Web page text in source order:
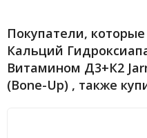
Покупатели,
Кальций
Витамином Д3+К2
(Bone-Up) , также